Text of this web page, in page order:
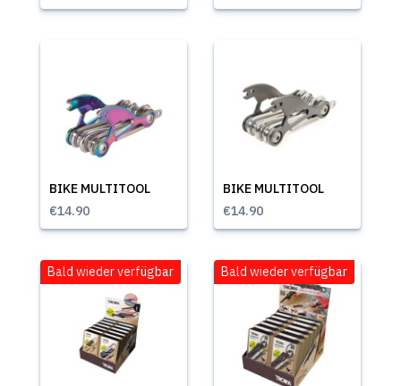
BIKE MULTITOOL
€14.90
BIKE MULTITOOL
€14.90
Bald wieder verfügbar Bald wieder verfügbar